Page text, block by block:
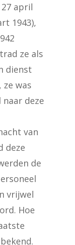
april
1943),
ze als
dienst
, ze was
deze
van
deze
de
vrijwel
Hoe